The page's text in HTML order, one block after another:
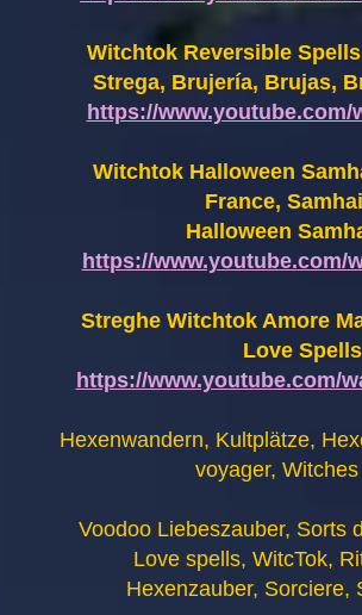
Witchtok Reversible
Strega, Brujería, Brujas,
https://www.youtube.com/
Witchtok Halloween
France,
Halloween
https://www.youtube.com/
Streghe Witchtok Amore
Love
https://www.youtube.com/
Hexenwandern, Kultplätze,
voyager, Witches
Voodoo Liebeszauber, Sorts
Love spells, WitcTok,
Hexenzauber, Sorciere,